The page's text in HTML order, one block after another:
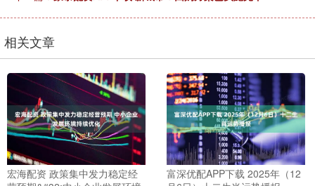
相关文章
宏海配资 政策集中发力稳定经
富深优配APP下载 2025年（12